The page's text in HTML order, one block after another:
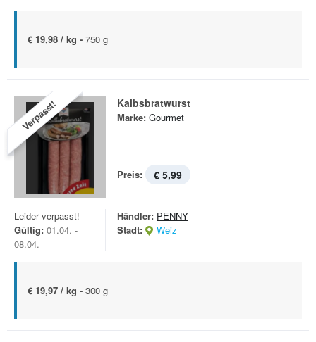
€ 19,98 / kg - 750 g
Verpasst! Kalbsbratwurst
Marke: Gourmet
Preis: € 5,99
Leider verpasst!
Gültig: 01.04. -
08.04.
Händler: PENNY
Stadt:
Weiz
€ 19,97 / kg - 300 g